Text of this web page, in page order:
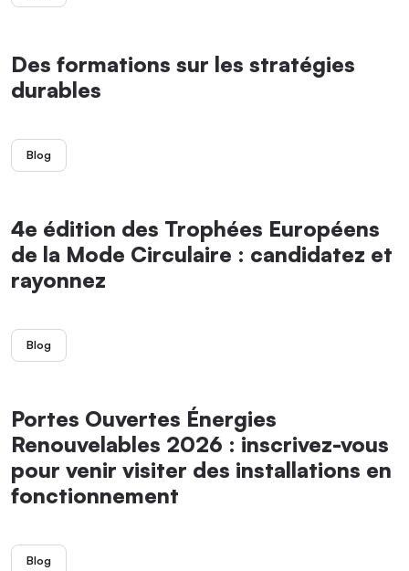
Des formations sur les stratégies
durables
Blog
4e édition des Trophées Européens
de la Mode Circulaire : candidatez et
rayonnez
Blog
Portes Ouvertes Énergies
Renouvelables 2026 : inscrivez-vous
pour venir visiter des installations en
fonctionnement
Blog